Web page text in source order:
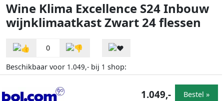
Wine Klima Excellence S24 Inbouw
wijnklimaatkast Zwart 24 flessen
0
Beschikbaar voor 1.049,- bij 1 shop:
1.049,- Bestel »